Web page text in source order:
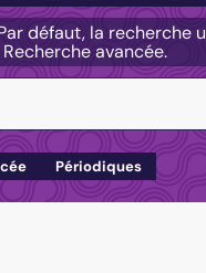
défaut, la recherche
avancée.
Périodiques